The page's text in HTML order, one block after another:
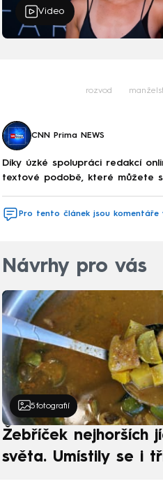
Video
rozvod
CNN Prima NEWS
Díky úzké spolupráci redakcí
textové podobě, které můžete
Pro tento článek jsou komentáře
Návrhy pro vás
5 fotografií
Žebříček nejhorších
světa. Umístily se i